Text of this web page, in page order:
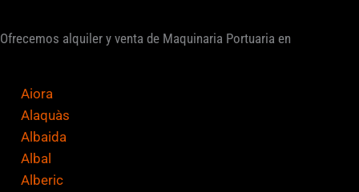
f
Ofrecemos alquiler y venta de Maquinaria Portuaria en
Aiora
Alaquàs
Albaida
Albal
Alberic